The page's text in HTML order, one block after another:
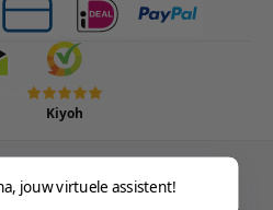
Kiyoh
Alle rechten
jouw virtuele assistent!